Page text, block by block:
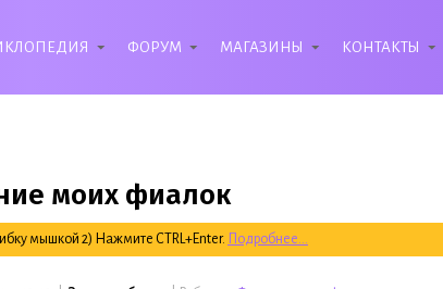
ФОРУМ МАГАЗИНЫ КОНТАКТЫ
моих фиалок
мышкой 2) Нажмите CTRL+Enter. Подробнее...